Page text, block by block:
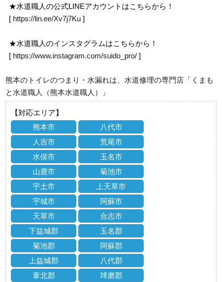
★水道職人の公式LINEアカウントはこちらから！
[ https://lin.ee/Xv7j7Ku ]
★水道職人のインスタグラムはこちらから！
[ https://www.instagram.com/suido_pro/ ]
熊本のトイレのつまり・水漏れは、水道修理の専門店「くまも
と水道職人（熊本水道職人）」
【対応エリア】
熊本市
八代市
人吉市
荒尾市
水俣市
玉名市
山鹿市
菊池市
宇土市
上天草市
宇城市
阿蘇市
天草市
合志市
下益城郡
玉名郡
菊池郡
阿蘇郡
上益城郡
八代郡
葦北郡
球磨郡